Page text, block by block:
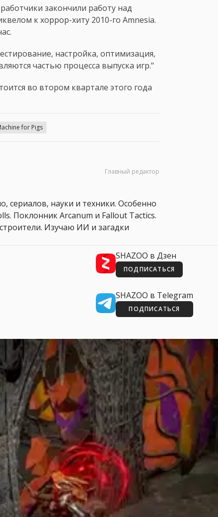
закончили работу над
к хоррор-хиту 2010-го Amnesia.
настройка, оптимизация,
частью процесса выпуска игр."
во втором квартале этого года
for Pigs
Главный редактор
сериалов, науки и техники. Особенно
Поклонник Arcanum и Fallout Tactics.
Изучаю ИИ и загадки
SHAZOO в Дзен
ПОДПИСАТЬСЯ
SHAZOO в Telegram
ПОДПИСАТЬСЯ